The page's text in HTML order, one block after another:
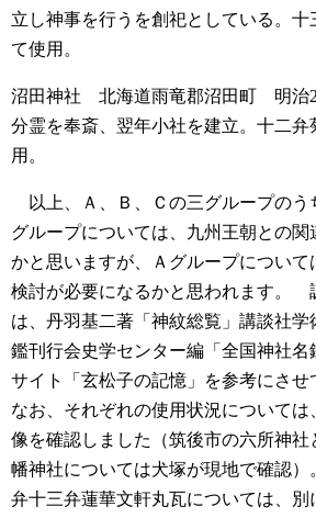
立し神事を行うを創祀としている。十
て使用。
沼田神社 北海道雨竜郡沼田町 明治
分霊を奉斎、翌年小社を建立。十二弁
用。
以上、Ａ、Ｂ、Ｃの三グループのう
グループについては、九州王朝との関
かと思いますが、Ａグループについて
検討が必要になるかと思われます。
は、丹羽基二著「神紋総覧」講談社学
鑑刊行会史学センター編「全国神社名
サイト「玄松子の記憶」を参考にさせ
なお、それぞれの使用状況について
像を確認しました（筑後市の六所神社
幡神社については犬塚が現地で確認）
弁十三弁蓮華文軒丸瓦については、別